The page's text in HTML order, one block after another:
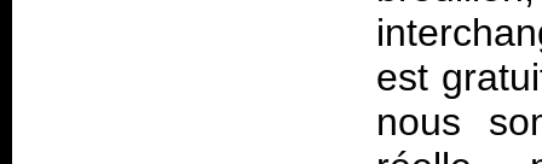
est
nous